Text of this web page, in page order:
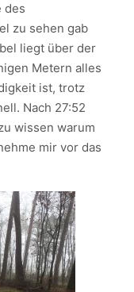
des
zu sehen gab
liegt über der
Metern alles
ist, trotz
Nach 27:52
wissen warum
mir vor das